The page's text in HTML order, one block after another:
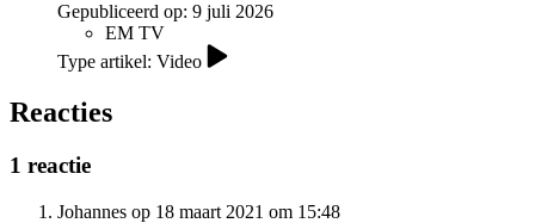
Gepubliceerd op: 9 juli 2026
EM TV
Type artikel: Video
Reacties
1 reactie
Johannes op 18 maart 2021 om 15:48